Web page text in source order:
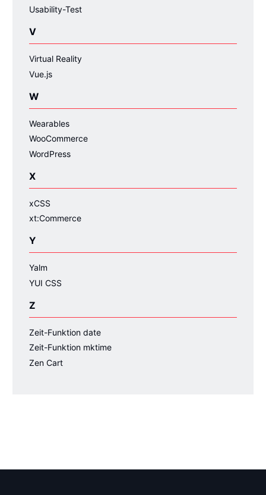
Usability-Test
V
Virtual Reality
Vue.js
W
Wearables
WooCommerce
WordPress
X
xCSS
xt:Commerce
Y
Yalm
YUI CSS
Z
Zeit-Funktion date
Zeit-Funktion mktime
Zen Cart